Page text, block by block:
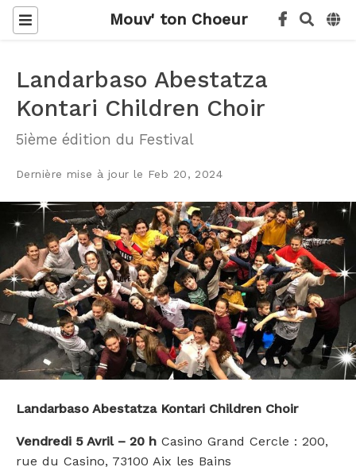
Mouv' ton Choeur
Landarbaso Abestatza
Kontari Children Choir
5ième édition du Festival
Dernière mise à jour le Feb 20, 2024
Landarbaso Abestatza Kontari Children Choir
Vendredi 5 Avril – 20 h Casino Grand Cercle : 200,
rue du Casino, 73100 Aix les Bains